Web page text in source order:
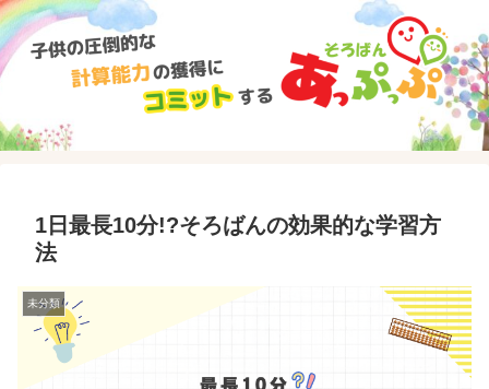
1日最長10分!?そろばんの効果的な学習方
法
未分類